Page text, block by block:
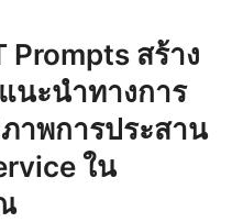
Prompts สร้าง
นะนำทางการ
าพการประสาน
ใน